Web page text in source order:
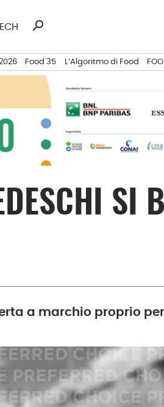
Ricerca
search
Food 35 L’Algoritmo di Food
SI
a marchio proprio